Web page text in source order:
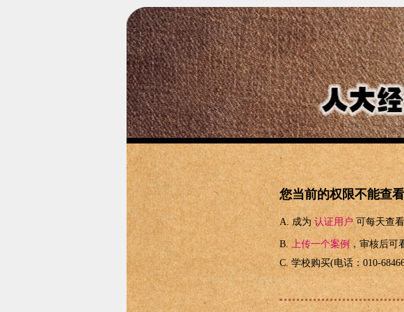
您当前的权限不能查
成为认证用户可每天查
上传一个案例 ，审核后可
学校购买(电话：010-